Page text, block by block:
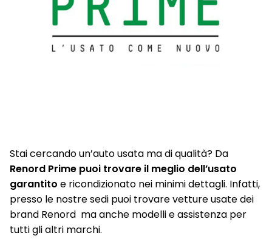
Stai cercando un’auto usata ma di qualità? Da
Renord Prime puoi trovare il meglio dell’usato
garantito e ricondizionato nei minimi dettagli. Infatti,
presso le nostre sedi puoi trovare vetture usate dei
brand Renord ma anche modelli e assistenza per
tutti gli altri marchi.